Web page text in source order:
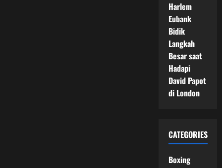
Harlem
Eubank
Bidik
Langkah
Besar saat
Hadapi
David Papot
di London
CATEGORIES
Boxing